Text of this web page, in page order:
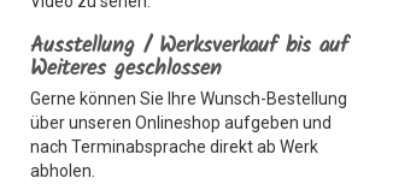
Ausstellung / Werksverkauf bis auf
Weiteres geschlossen
Gerne können Sie Ihre Wunsch-Bestellung
über unseren Onlineshop aufgeben und
nach Terminabsprache direkt ab Werk
abholen.